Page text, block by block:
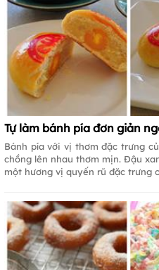
Tự làm bánh pía đơn giản
Bánh pía với vị thơm đặc trưng
chồng lên nhau thơm mịn. Đậu
một hương vị quyến rũ đặc trưng